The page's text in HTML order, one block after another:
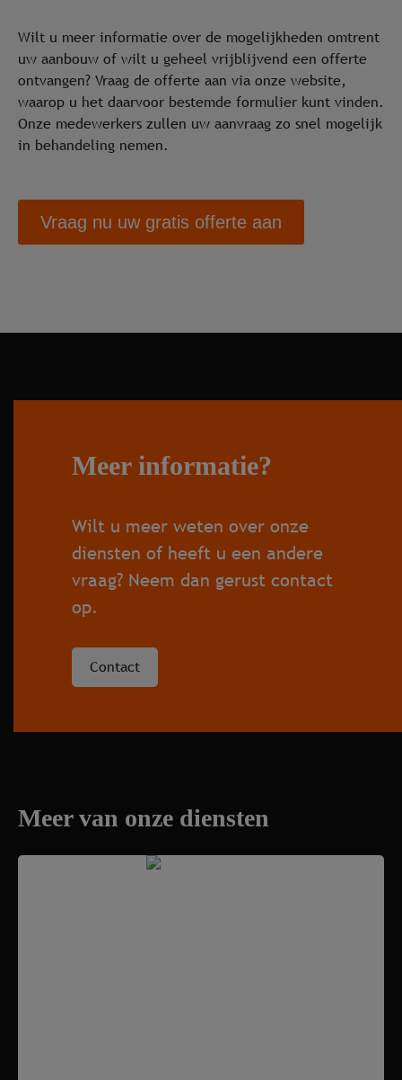
Wilt u meer informatie over de mogelijkheden omtrent
uw aanbouw of wilt u geheel vrijblijvend een offerte
ontvangen? Vraag de offerte aan via onze website,
waarop u het daarvoor bestemde formulier kunt vinden.
Onze medewerkers zullen uw aanvraag zo snel mogelijk
in behandeling nemen.
Vraag nu uw gratis offerte aan
Meer informatie?
Wilt u meer weten over onze
diensten of heeft u een andere
vraag? Neem dan gerust contact
op.
Contact
Meer van onze diensten